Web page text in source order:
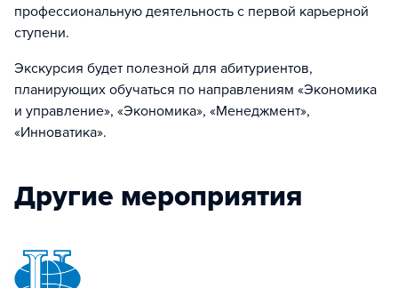
профессиональную деятельность с первой карьерной
ступени.
Экскурсия будет полезной для абитуриентов,
планирующих обучаться по направлениям «Экономика
и управление», «Экономика», «Менеджмент»,
«Инноватика».
Другие мероприятия